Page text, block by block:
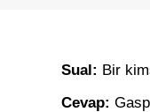
Sual: Bir
Cevap: